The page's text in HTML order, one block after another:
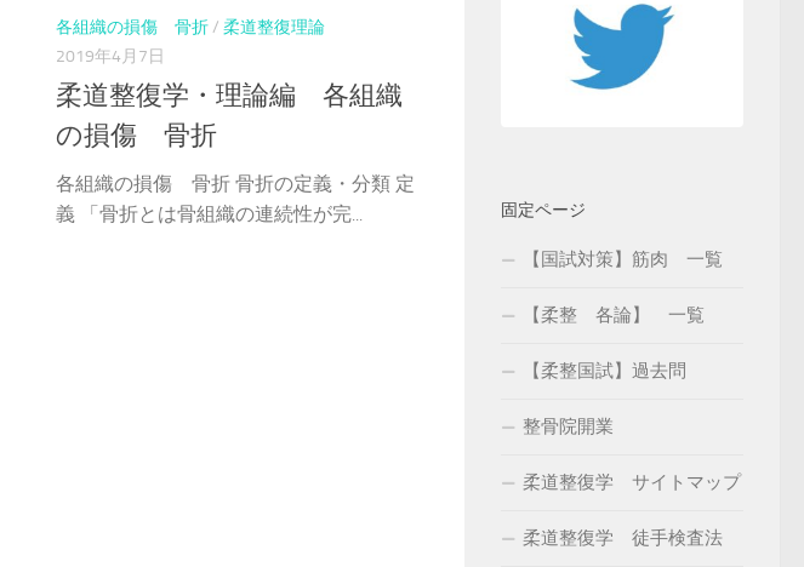
各組織の損傷 骨折/ 柔道整復理論
2019年4月7日
柔道整復学・理論編 各組織
の損傷 骨折
各組織の損傷 骨折 骨折の定義・分類 定
義 「骨折とは骨組織の連続性が完...
固定ページ
【国試対策】筋肉 一覧
【柔整 各論】 一覧
【柔整国試】過去問
整骨院開業
柔道整復学 サイトマップ
柔道整復学 徒手検査法